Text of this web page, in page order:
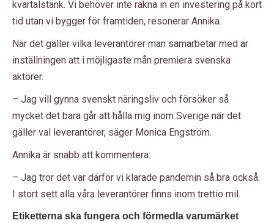
kvartalstänk. Vi behöver inte räkna in en investering på kort
tid utan vi bygger för framtiden, resonerar Annika.
När det gäller vilka leverantörer man samarbetar med är
inställningen att i möjligaste mån premiera svenska
aktörer.
– Jag vill gynna svenskt näringsliv och försöker så
mycket det bara går att hålla mig inom Sverige när det
gäller val leverantörer, säger Monica Engström.
Annika är snabb att kommentera:
– Jag tror det var därför vi klarade pandemin så bra också.
I stort sett alla våra leverantörer finns inom trettio mil.
Etiketterna ska fungera och förmedla varumärket